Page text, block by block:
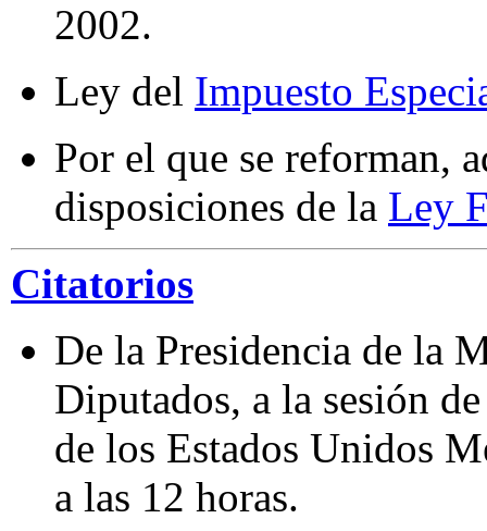
2002.
Ley del Impuesto
Por el que se reforman,
disposiciones de la Ley
Citatorios
De la Presidencia de la
Diputados, a la sesión
de los Estados Unidos
a las 12 horas.